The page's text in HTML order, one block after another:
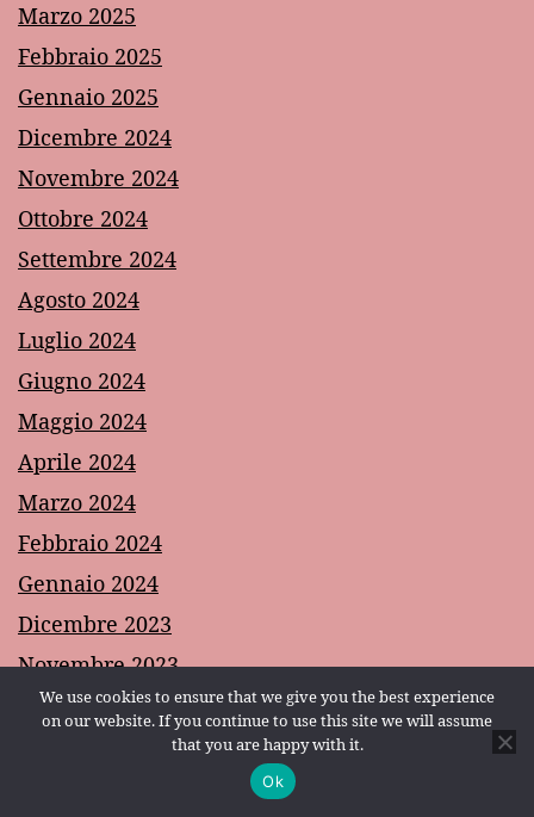
Marzo 2025
Febbraio 2025
Gennaio 2025
Dicembre 2024
Novembre 2024
Ottobre 2024
Settembre 2024
Agosto 2024
Luglio 2024
Giugno 2024
Maggio 2024
Aprile 2024
Marzo 2024
Febbraio 2024
Gennaio 2024
Dicembre 2023
Novembre 2023
Ottobre 2023
Settembre 2023
We use cookies to ensure that we give you the best experience
on our website. If you continue to use this site we will assume
that you are happy with it.
Ok